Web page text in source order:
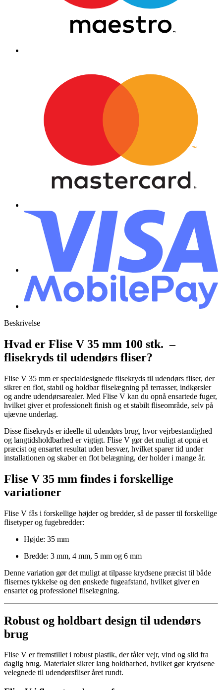
Beskrivelse
Hvad er Flise V 35 mm 100 stk. –
flisekryds til udendørs fliser?
Flise V 35 mm er specialdesignede flisekryds til udendørs fliser, der
sikrer en flot, stabil og holdbar fliselægning på terrasser, indkørsler
og andre udendørsarealer. Med Flise V kan du opnå ensartede fuger,
hvilket giver et professionelt finish og et stabilt fliseområde, selv på
ujævne underlag.
Disse flisekryds er ideelle til udendørs brug, hvor vejrbestandighed
og langtidsholdbarhed er vigtigt. Flise V gør det muligt at opnå et
præcist og ensartet resultat uden besvær, hvilket sparer tid under
installationen og skaber en flot belægning, der holder i mange år.
Flise V 35 mm findes i forskellige
variationer
Flise V fås i forskellige højder og bredder, så de passer til forskellige
flisetyper og fugebredder:
Højde: 35 mm
Bredde: 3 mm, 4 mm, 5 mm og 6 mm
Denne variation gør det muligt at tilpasse krydsene præcist til både
flisernes tykkelse og den ønskede fugeafstand, hvilket giver en
ensartet og professionel fliselægning.
Robust og holdbart design til udendørs
brug
Flise V er fremstillet i robust plastik, der tåler vejr, vind og slid fra
daglig brug. Materialet sikrer lang holdbarhed, hvilket gør krydsene
velegnede til udendørsfliser året rundt.